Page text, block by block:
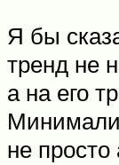
Я бы
тренд не
а на его
не просто